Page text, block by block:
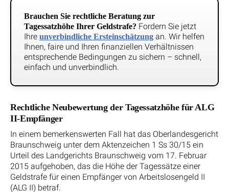
Brauchen Sie rechtliche Beratung zur
Tagessatzhöhe Ihrer Geldstrafe? Fordern Sie jetzt
Ihre unverbindliche Ersteinschätzung an. Wir helfen
Ihnen, faire und Ihren finanziellen Verhältnissen
entsprechende Bedingungen zu sichern – schnell,
einfach und unverbindlich.
Rechtliche Neubewertung der Tagessatzhöhe für ALG
II-Empfänger
In einem bemerkenswerten Fall hat das Oberlandesgericht
Braunschweig unter dem Aktenzeichen 1 Ss 30/15 ein
Urteil des Landgerichts Braunschweig vom 17. Februar
2015 aufgehoben, das die Höhe der Tagessätze einer
Geldstrafe für einen Empfänger von Arbeitslosengeld II
(ALG II) betraf.